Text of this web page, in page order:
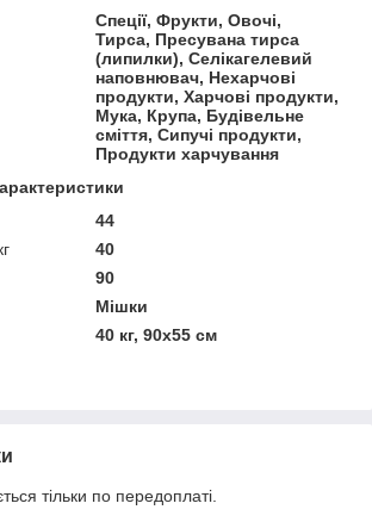
Спеції, Фрукти, Овочі,
Тирса, Пресувана тирса
(липилки), Селікагелевий
наповнювач, Нехарчові
продукти, Харчові продукти,
Мука, Крупа, Будівельне
сміття, Сипучі продукти,
Продукти харчування
44
40
90
Мішки
40 кг, 90х55 см
тільки по передоплаті.